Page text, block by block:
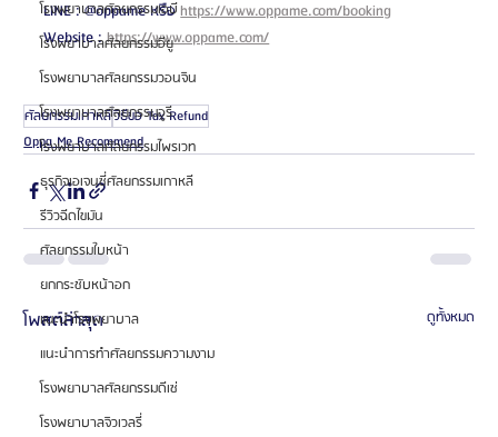
โรงพยาบาลศัลยกรรมเอบี
โรงพยาบาลศัลยกรรมอียู
โรงพยาบาลศัลยกรรมวอนจิน
โรงพยาบาลศัลยกรรมอูรี
โรงพยาบาลศัลยกรรมไพรเวท
ธุรกิจเอเจนซี่ศัลยกรรมเกาหลี
รีวิวฉีดไขมัน
ศัลยกรรมใบหน้า
ยกกระชับหน้าอก
แนะนำโรงพยาบาล
แนะนำการทำศัลยกรรมความงาม
โรงพยาบาลศัลยกรรมดีเซ่
โรงพยาบาลจิวเวลรี่
LINE : @oppame หรือ https://www.oppame.com/booking
Website : https://www.oppame.com/
ศัลยกรรมเกาหลีวิธีขอ Tax Refund
Oppa Me Recommend
โพสต์ล่าสุด ดูทั้งหมด